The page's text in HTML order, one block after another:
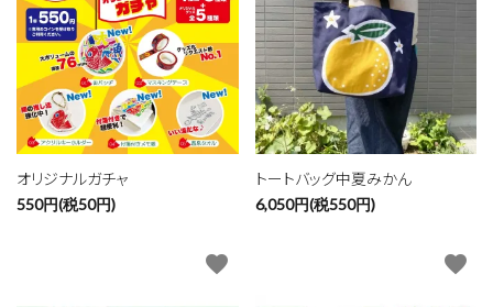
オリジナルガチャ
550円(税50円)
トートバッグ中夏みかん
6,050円(税550円)
favorite favorite